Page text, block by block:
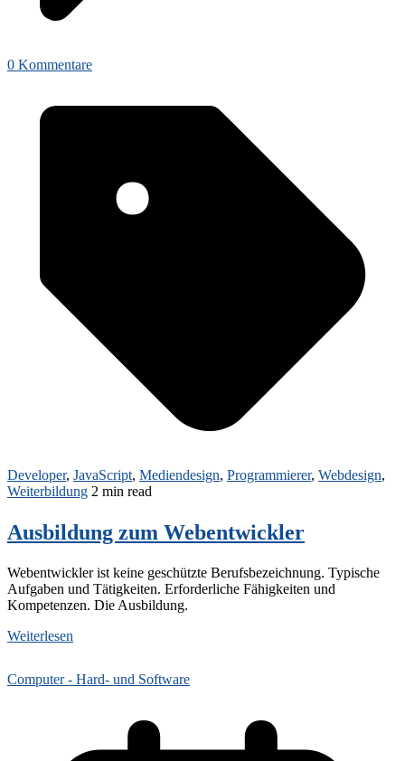
0 Kommentare
Developer, JavaScript, Mediendesign, Programmierer, Webdesign,
Weiterbildung 2 min read
Ausbildung zum Webentwickler
Webentwickler ist keine geschützte Berufsbezeichnung. Typische
Aufgaben und Tätigkeiten. Erforderliche Fähigkeiten und
Kompetenzen. Die Ausbildung.
Weiterlesen
Computer - Hard- und Software